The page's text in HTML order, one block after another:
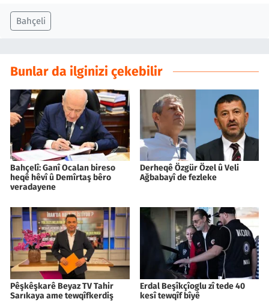
Bahçeli
Bunlar da ilginizi çekebilir
Bahçelî: Ganî Ocalan bireso
heqê hêvî û Demîrtaş bêro
veradayene
Derheqê Özgür Özel û Veli
Ağbabayî de fezleke
Pêşkêşkarê Beyaz TV Tahir
Sarıkaya ame tewqîfkerdiş
Erdal Beşîkçîoglu zî tede 40
kesî tewqîf bîyê